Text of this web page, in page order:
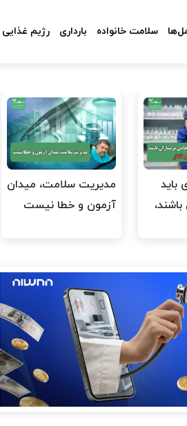
سلامت خانواده بارداری رژیم غذایی
باید
مدیریت سلامت، میدان
آزمون و خطا نیست